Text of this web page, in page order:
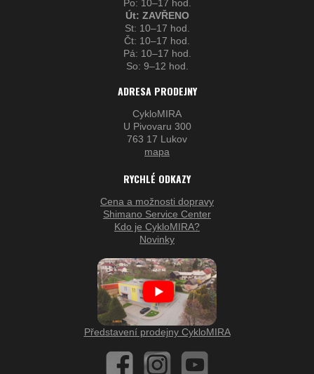
Po: 10–17 hod.
Út: ZAVŘENO
St: 10–17 hod.
Čt: 10–17 hod.
Pá: 10–17 hod.
So: 9–12 hod.
ADRESA PRODEJNY
CykloMIRA
U Pivovaru 300
763 17 Lukov
mapa
RYCHLÉ ODKAZY
Cena a možnosti dopravy
Shimano Service Center
Kdo je CykloMIRA?
Novinky
Představení prodejny CykloMIRA